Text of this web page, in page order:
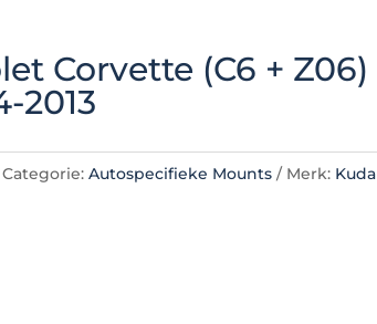
Corvette (C6 + Z06)
2013
Categorie: Autospecifieke Mounts Merk: Kuda